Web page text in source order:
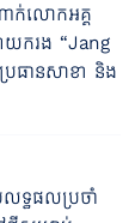
ក់លោកអគ្គ
យករង “Jang
រធានសាខា និង
ទ្ធផលប្រចាំ